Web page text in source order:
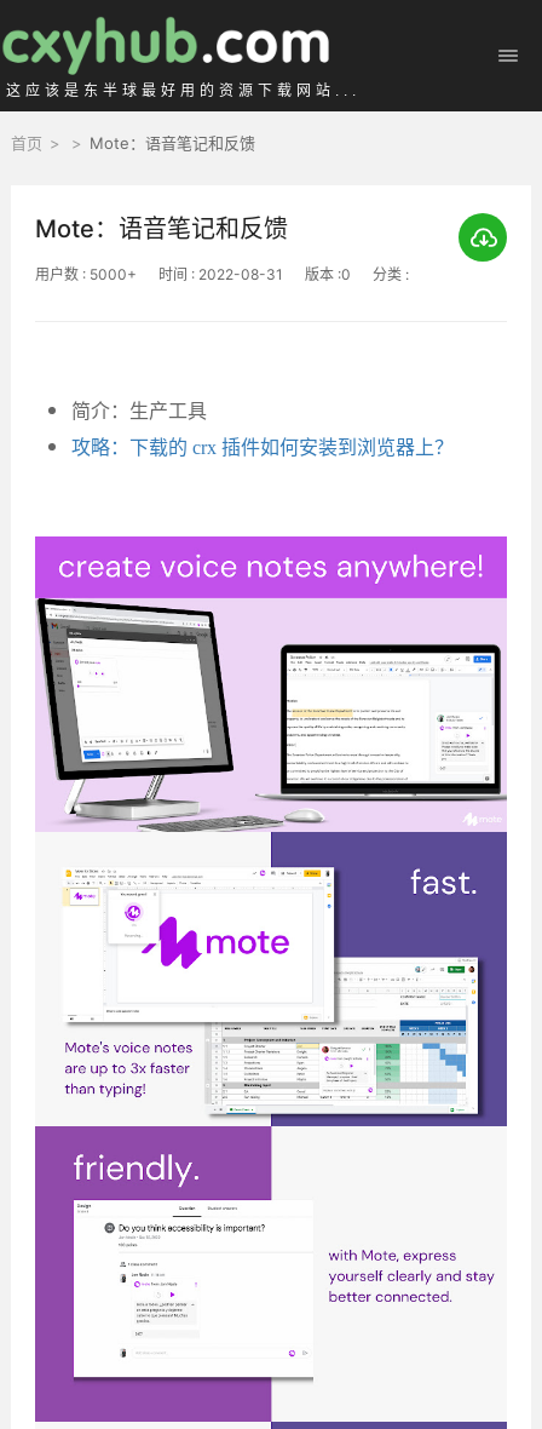
这应该是东半球最好用的资源下载网站...
首页 > > Mote：语音笔记和反馈
Mote：语音笔记和反馈
用户数 : 5000+ 时间 : 2022-08-31 版本 :0 分类 :
简介：生产工具
攻略：下载的 crx 插件如何安装到浏览器上？